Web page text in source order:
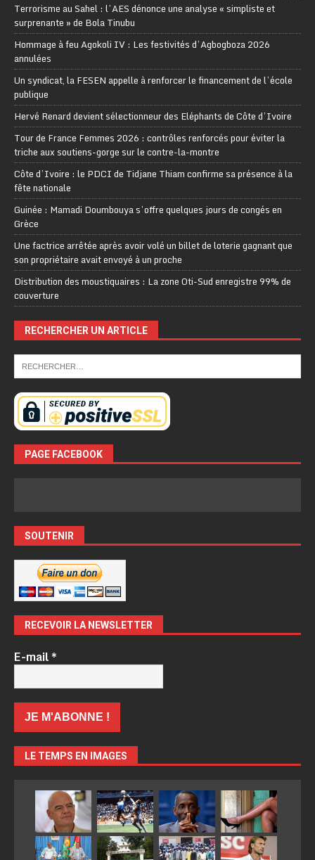
Terrorisme au Sahel : l’AES dénonce une analyse « simpliste et
surprenante » de Bola Tinubu
Hommage à feu Agokoli IV : Les festivités d’Agbogboza 2026
annulées
Un syndicat, la FESEN appelle à renforcer le financement de l’école
publique
Hervé Renard devient sélectionneur des Eléphants de Côte d’Ivoire
Tour de France Femmes 2026 : contrôles renforcés pour éviter la
triche aux soutiens-gorge sur le contre-la-montre
Côte d’Ivoire : le PDCI de Tidjane Thiam confirme sa présence à la
fête nationale
Guinée : Mamadi Doumbouya s’offre quelques jours de congés en
Grèce
Une factrice arrêtée après avoir volé un billet de loterie gagnant que
son propriétaire avait envoyé à un proche
Distribution des moustiquaires : La zone Oti-Sud enregistre 99% de
couverture
RECHERCHER UN ARTICLE
PAGE FACEBOOK
SOUTENIR
RECEVOIR LA NEWSLETTER
E-mail*
LE TEMPS EN IMAGES